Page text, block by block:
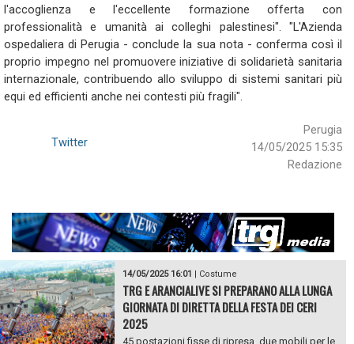
l'accoglienza e l'eccellente formazione offerta con
professionalità e umanità ai colleghi palestinesi". "L'Azienda
ospedaliera di Perugia - conclude la sua nota - conferma così il
proprio impegno nel promuovere iniziative di solidarietà sanitaria
internazionale, contribuendo allo sviluppo di sistemi sanitari più
equi ed efficienti anche nei contesti più fragili".
Perugia
14/05/2025 15:35
Redazione
Twitter
14/05/2025 16:01 Costume
TRG E ARANCIALIVE SI PREPARANO ALLA LUNGA
GIORNATA DI DIRETTA DELLA FESTA DEI CERI
2025
45 postazioni fisse di ripresa, due mobili per le